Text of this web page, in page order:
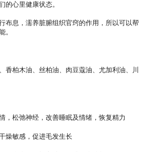
的心里健康状态。
布息，濡养脏腑组织官窍的作用，所以可以帮
。
香柏木油、丝柏油、肉豆蔻油、尤加利油、川
，松弛神经，改善睡眠及情绪，恢复精力
燥敏感，促进毛发生长